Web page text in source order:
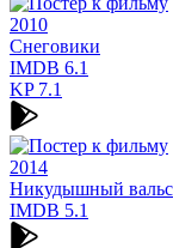
2010
Снеговики
IMDB 6.1
KP7.1
2014
Никудышный вальс
IMDB 5.1